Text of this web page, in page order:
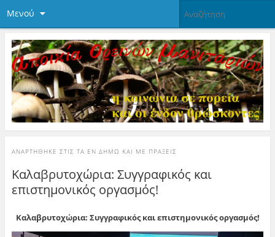
Μενού
ΑΝΑΡΤΉΘΗΚΕ ΣΤΙΣ ΤΑ ΕΝ ΔΉΜΩ ΚΑΙ ΜΕ ΠΡΆΞΕΙΣ
Καλαβρυτοχώρια: Συγγραφικός και
επιστημονικός οργασμός!
Καλαβρυτοχώρια: Συγγραφικός και επιστημονικός οργασμός!